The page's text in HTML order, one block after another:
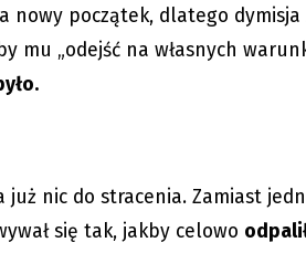
nowy początek, dlatego
mu „odejść na własnych
już nic do stracenia. Zamiast
się tak, jakby celowo